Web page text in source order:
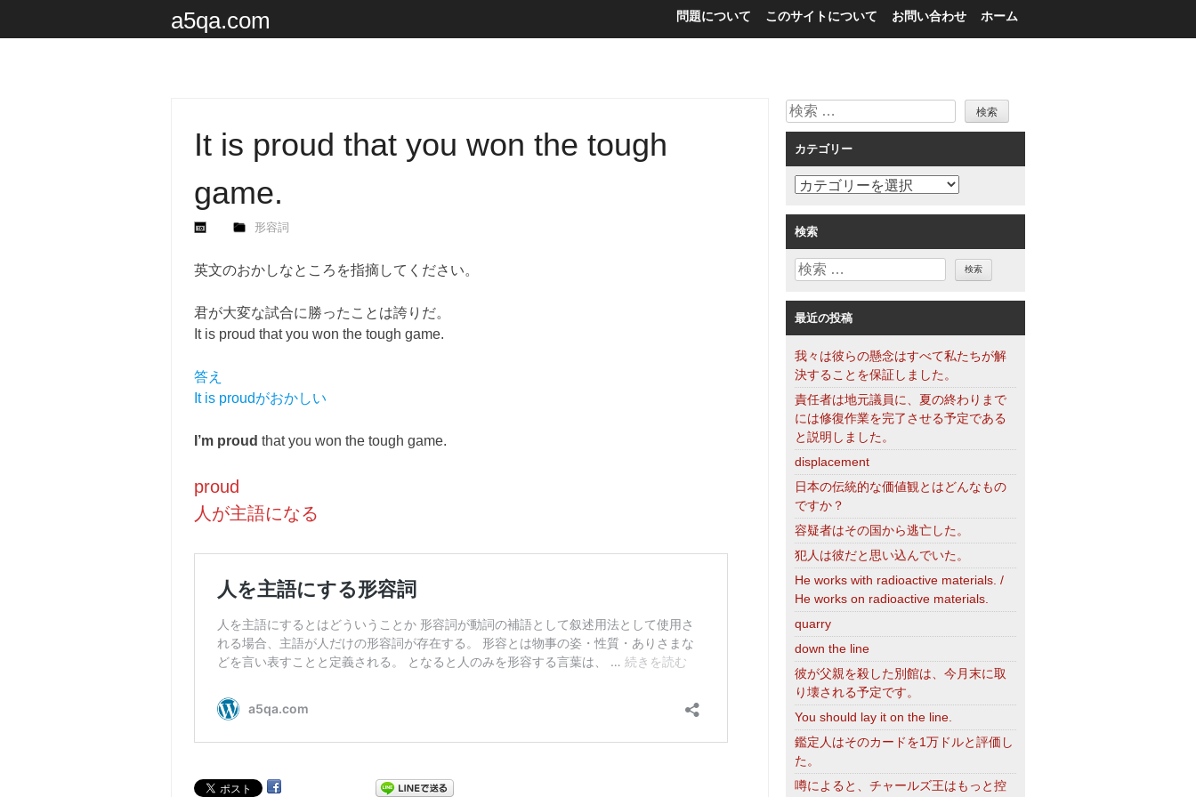
a5qa.com ホーム
お問い合わせ
このサイトについて
問題について
It is proud that you won the tough
game.
形容詞
英文のおかしなところを指摘してください。
君が大変な試合に勝ったことは誇りだ。
It is proud that you won the tough game.
答え
It is proudがおかしい
I’m proud that you won the tough game.
proud
人が主語になる
検
索
カテゴリー
カ
ゴ
リ
ー
検索
検
最近の投稿
我々は彼らの懸念はすべて私たちが解
決することを保証しました。
責任者は地元議員に、夏の終わりまで
には修復作業を完了させる予定である
と説明しました。
displacement
日本の伝統的な価値観とはどんなもの
ですか？
容疑者はその国から逃亡した。
犯人は彼だと思い込んでいた。
He works with radioactive materials. /
He works on radioactive materials.
quarry
down the line
彼が父親を殺した別館は、今月末に取
り壊される予定です。
You should lay it on the line.
鑑定人はそのカードを1万ドルと評価し
た。
噂によると、チャールズ王はもっと控